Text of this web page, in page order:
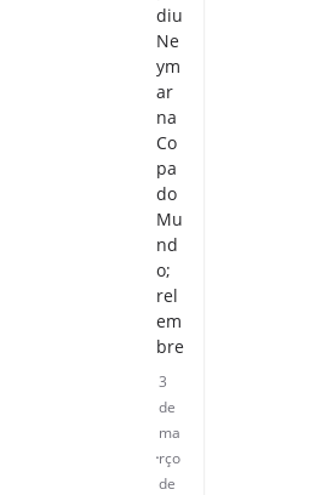
diu
Ne
ym
ar
na
Co
pa
do
Mu
nd
o;
rel
em
bre
3
de
ma
rço
de